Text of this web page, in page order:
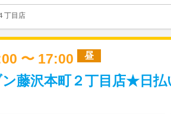
丁目店
〜 17:00 昼
藤沢本町２丁目店★日払